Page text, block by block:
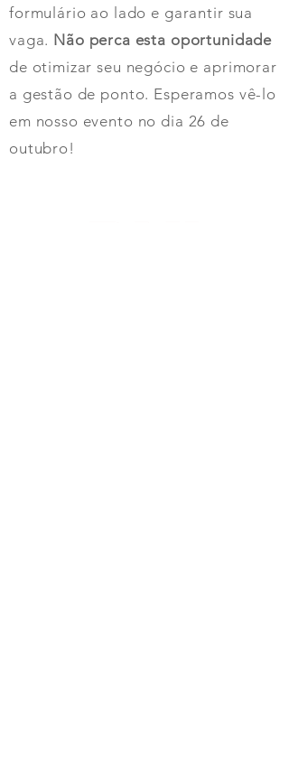
formulário ao lado e garantir sua
vaga. Não perca esta oportunidade
de otimizar seu negócio e aprimorar
a gestão de ponto. Esperamos vê-lo
em nosso evento no dia 26 de
outubro!